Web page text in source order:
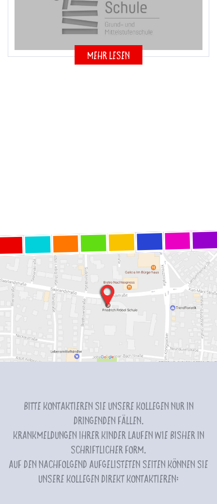
mehr lesen
Bitte kontaktieren Sie unsere Kollegen nur in
dringenden Fällen.
Krankmeldungen Ihrer Kinder laufen wie bisher in
schriftlicher Form.
Auf den nachfolgend aufgelisteten Seiten können Sie
unsere Kollegen direkt kontaktieren: